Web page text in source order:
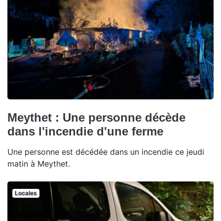
Meythet : Une personne décède
dans l'incendie d'une ferme
Une personne est décédée dans un incendie ce jeudi
matin à Meythet.
Locales